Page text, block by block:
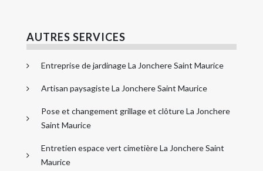
AUTRES SERVICES
Entreprise de jardinage La Jonchere Saint Maurice
Artisan paysagiste La Jonchere Saint Maurice
Pose et changement grillage et clôture La Jonchere
Saint Maurice
Entretien espace vert cimetière La Jonchere Saint
Maurice